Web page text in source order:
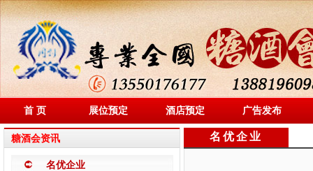
首 页 展位预定 酒店预定 广告发布
糖酒会资讯
名优企业
名优企业